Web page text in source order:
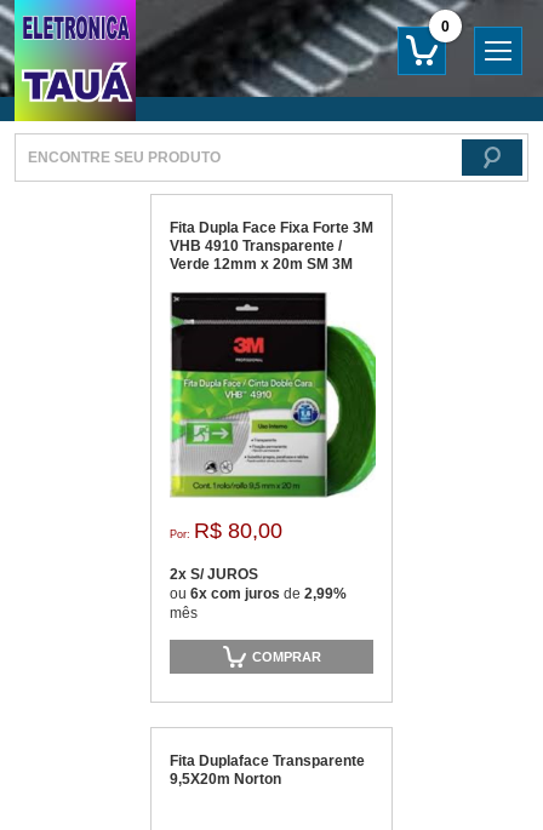
0
Fita Dupla Face Fixa Forte 3M
VHB 4910 Transparente /
Verde 12mm x 20m SM 3M
Por: R$ 80,00
2x S/ JUROS
ou 6x com juros de 2,99%
mês
COMPRAR
Fita Duplaface Transparente
9,5X20m Norton